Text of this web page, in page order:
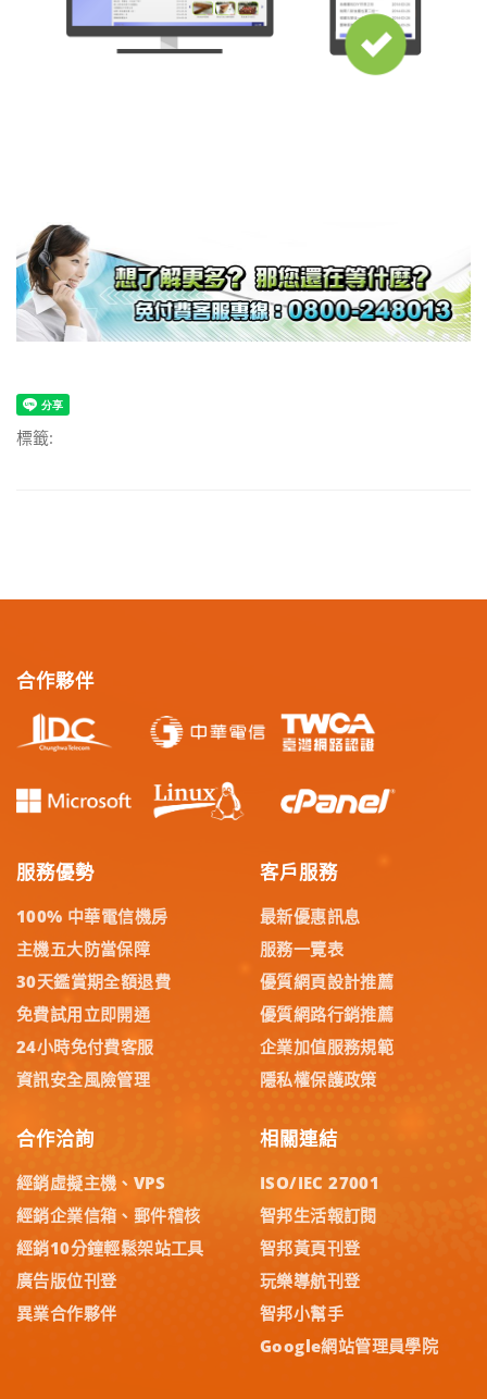
標籤:
合作夥伴
服務優勢
100% 中華電信機房
主機五大防當保障
30天鑑賞期全額退費
免費試用立即開通
24小時免付費客服
資訊安全風險管理
客戶服務
最新優惠訊息
服務一覽表
優質網頁設計推薦
優質網路行銷推薦
企業加值服務規範
隱私權保護政策
合作洽詢
經銷虛擬主機、VPS
經銷企業信箱、郵件稽核
經銷10分鐘輕鬆架站工具
廣告版位刊登
異業合作夥伴
相關連結
ISO/IEC 27001
智邦生活報訂閱
智邦黃頁刊登
玩樂導航刊登
智邦小幫手
Google網站管理員學院